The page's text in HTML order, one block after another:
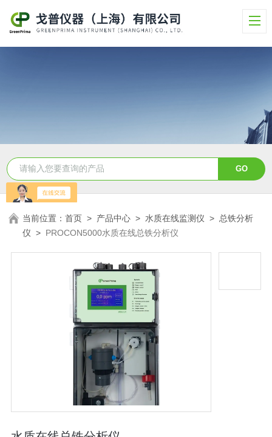
当前位置：首页 > 产品中心 > 水质在线监测仪 > 总铁分析
仪 > PROCON5000水质在线总铁分析仪